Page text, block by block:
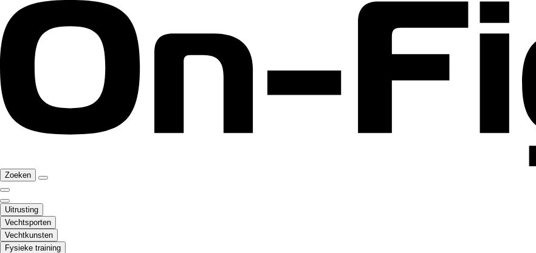
Zoeken
Uitrusting
Vechtsporten
Vechtkunsten
Fysieke training